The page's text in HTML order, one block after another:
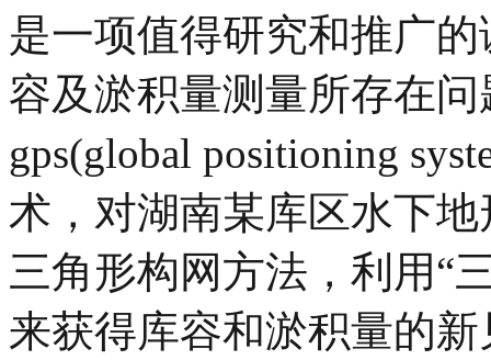
是一项值得研究和推广
容及淤积量测量所存在
gps(global positioning
术，对湖南某库区水下
三角形构网方法，利用“
来获得库容和淤积量的